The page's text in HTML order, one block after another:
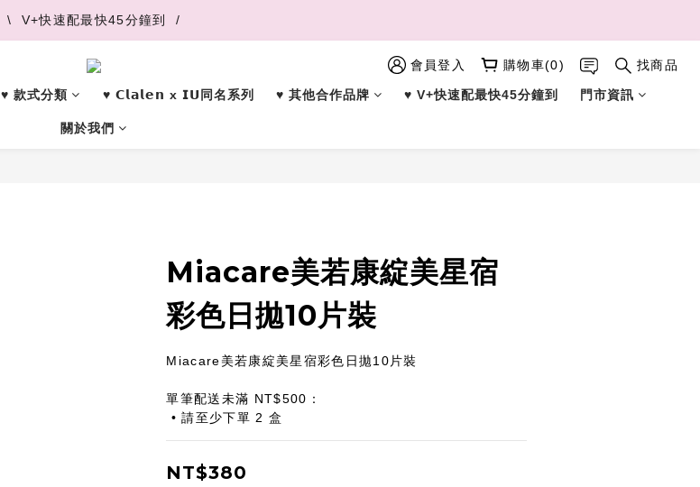
\  V+快速配最快45分鐘到  /
\  V+快速配最快45分鐘到  /
\  推薦好友 領取購物金  /
\  V+快速配最快45分鐘到  /
會員登入 購物車(0) 找商品
♥︎ 款式分類 ♥︎ 𝗖𝗹𝗮𝗹𝗲𝗻 x 𝗜𝗨同名系列 ♥︎ 其他合作品牌 ♥︎ V+快速配最快45分鐘到 門市資訊
關於我們
Miacare美若康綻美星宿
彩色日拋10片裝
Miacare美若康綻美星宿彩色日拋10片裝
單筆配送未滿 NT$500：
• 請至少下單 2 盒
NT$380